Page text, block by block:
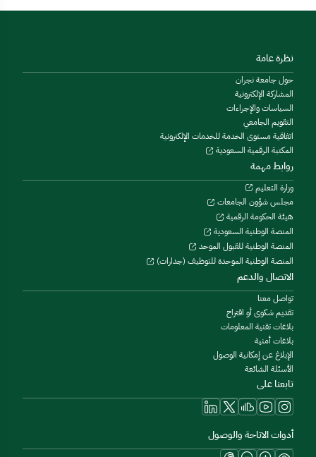
نظرة عامة
حول جامعة نجران
المشاركة الإلكترونية
السياسات والإجراءات
التقويم الجامعي
اتفاقية مستوى الخدمة للخدمات الإلكترونية
المكتبة الرقمية السعودية
روابط مهمة
وزارة التعليم
مجلس شؤون الجامعات
هيئة الحكومة الرقمية
المنصة الوطنية السعودية
المنصة الوطنية للقبول الموحد
المنصة الوطنية الموحدة للتوظيف (جدارات)
الاتصال والدعم
تواصل معنا
تقديم شكوى أو اقتراح
بلاغات تقنية المعلومات
بلاغات أمنية
الإبلاغ عن إمكانية الوصول
الأسئلة الشائعة
تابعنا على
أدوات الاتاحة والوصول